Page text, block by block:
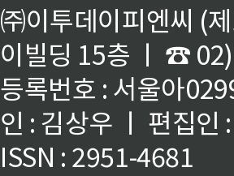
㈜이투데이피엔씨 (
이빌딩 15층 ㅣ ☎
등록번호 : 서울아
인 : 김상우 ㅣ 편집인
ISSN : 2951-4681